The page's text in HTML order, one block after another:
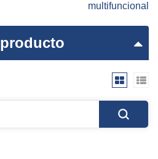
multifuncional